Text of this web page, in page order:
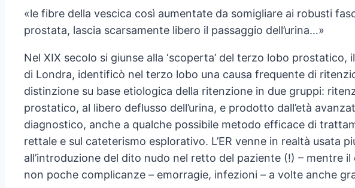
«le fibre della vescica così aumentate da somigliare ai robusti
prostata, lascia scarsamente libero il passaggio dell’urina…»
Nel XIX secolo si giunse alla ‘scoperta’ del terzo lobo
di Londra, identificò nel terzo lobo una causa frequente di
distinzione su base etiologica della ritenzione in due gruppi:
prostatico, al libero deflusso dell’urina, e prodotto dall’età
diagnostico, anche a qualche possibile metodo efficace di
rettale e sul cateterismo esplorativo. L’ER venne in realtà usata
all’introduzione del dito nudo nel retto del paziente (!) – mentre
non poche complicanze – emorragie, infezioni – a volte anche